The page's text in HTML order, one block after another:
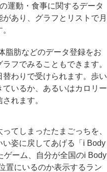
運動・食事に関するデータ
あり、グラフとリストで月
肪などのデータ登録をお
フでみることもできます。
わりで受けられます。歩い
いるか、あるいはカロリー
れます。
てしまったたまごっちを、
姿に戻してあげる「i Body
ゲーム、自分が全国のi Body
置にいるのか表示するラン